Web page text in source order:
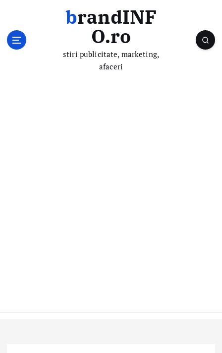
brandINF
O.ro
stiri publicitate, marketing,
afaceri